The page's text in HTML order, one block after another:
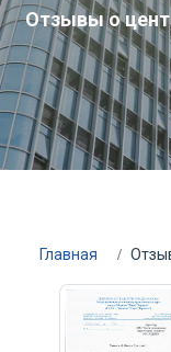
Отзывы о
Главная